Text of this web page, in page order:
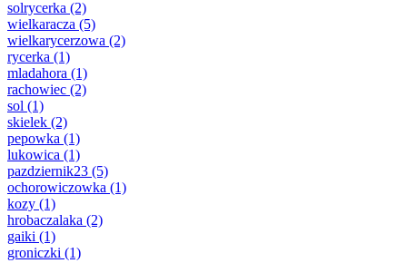
solrycerka (2)
wielkaracza (5)
wielkarycerzowa (2)
rycerka (1)
mladahora (1)
rachowiec (2)
sol (1)
skielek (2)
pepowka (1)
lukowica (1)
pazdziernik23 (5)
ochorowiczowka (1)
kozy (1)
hrobaczalaka (2)
gaiki (1)
groniczki (1)